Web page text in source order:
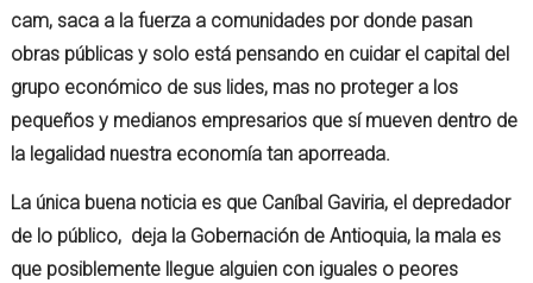
cam, saca a la fuerza a comunidades por donde pasan
obras públicas y solo está pensando en cuidar el capital del
grupo económico de sus lides, mas no proteger a los
pequeños y medianos empresarios que sí mueven dentro de
la legalidad nuestra economía tan aporreada.
La única buena noticia es que Caníbal Gaviria, el depredador
de lo público, deja la Gobernación de Antioquia, la mala es
que posiblemente llegue alguien con iguales o peores